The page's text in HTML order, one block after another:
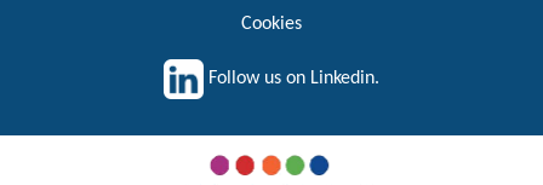
Cookies
Follow us on Linkedin.